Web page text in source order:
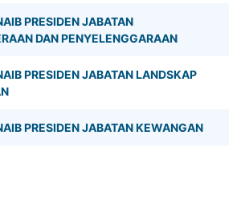
PRESIDEN JABATAN
DAN PENYELENGGARAAN
PRESIDEN JABATAN LANDSKAP
PRESIDEN JABATAN KEWANGAN